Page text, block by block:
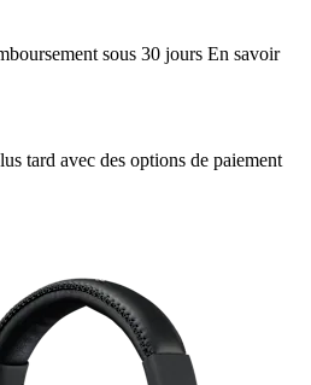
sous 30 jours En savoir
tard avec des options de paiement